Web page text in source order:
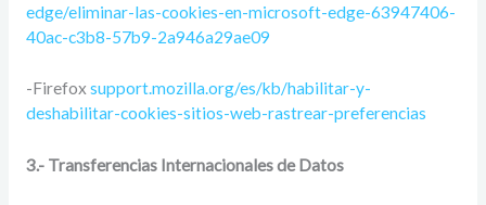
edge/eliminar-las-cookies-en-microsoft-edge-63947406-
40ac-c3b8-57b9-2a946a29ae09
-Firefox support.mozilla.org/es/kb/habilitar-y-
deshabilitar-cookies-sitios-web-rastrear-preferencias
3.- Transferencias Internacionales de Datos